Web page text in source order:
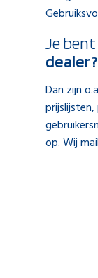
Je bent
dealer?
Dan zijn
op. Wij